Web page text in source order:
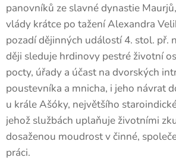
panovníků ze slavné dynastie
vlády krátce po tažení Alexandra
pozadí dějinných událostí 4. stol. př.
ději sleduje hrdinovy pestré životní
pocty, úřady a účast na dvorských
poustevníka a mnicha, i jeho návrat
u krále Ašóky, největšího
jehož službách uplaňuje životními
dosaženou moudrost v činné,
práci.